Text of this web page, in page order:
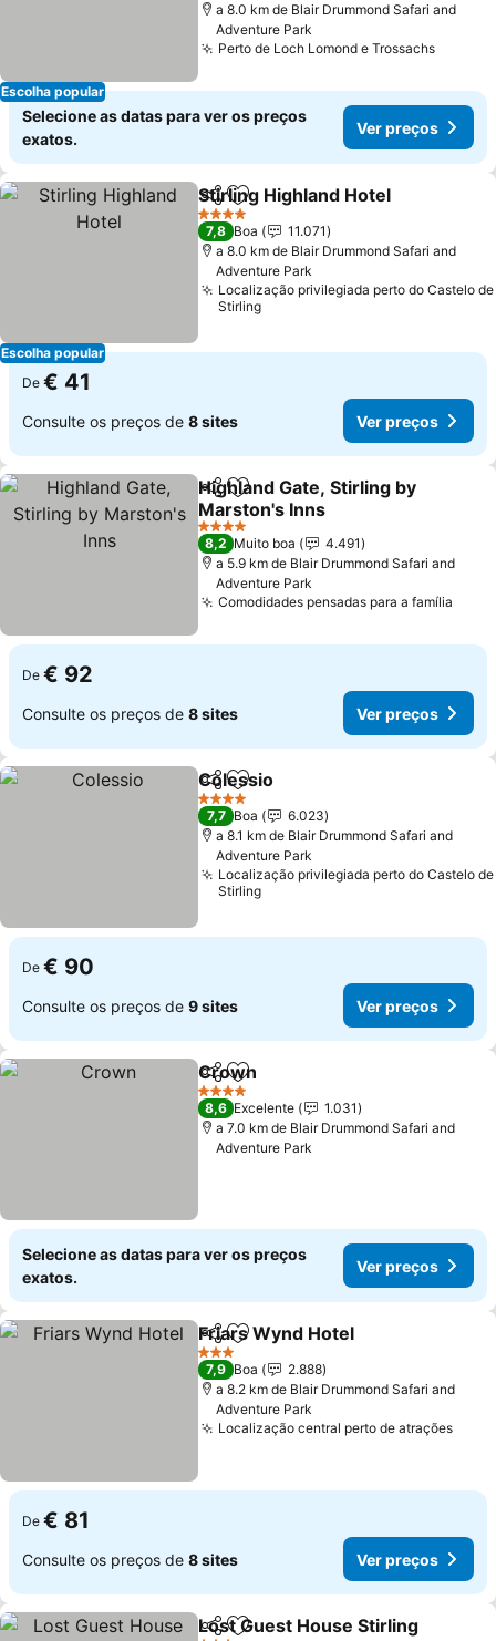
Escolha popular
a 8.0 km de Blair Drummond Safari and
Adventure Park
Perto de Loch Lomond e Trossachs
Selecione as datas para ver os preços
exatos.
Ver preços
Escolha popular
PartilharAdicionar aos favoritos
Stirling Highland Hotel
4 Estrelas
7,8 Boa
11.071
a 8.0 km de Blair Drummond Safari and
Adventure Park
Localização privilegiada perto do Castelo de
Stirling
De € 41
Consulte os preços de 8 sites Ver preços
PartilharAdicionar aos favoritos
Highland Gate, Stirling by
Marston's Inns
4 Estrelas
8,2 Muito boa
4.491
a 5.9 km de Blair Drummond Safari and
Adventure Park
Comodidades pensadas para a família
De € 92
Consulte os preços de 8 sites Ver preços
PartilharAdicionar aos favoritos
Colessio
4 Estrelas
7,7 Boa
6.023
a 8.1 km de Blair Drummond Safari and
Adventure Park
Localização privilegiada perto do Castelo de
Stirling
De € 90
Consulte os preços de 9 sites Ver preços
PartilharAdicionar aos favoritos
Crown
4 Estrelas
8,6 Excelente
1.031
a 7.0 km de Blair Drummond Safari and
Adventure Park
Selecione as datas para ver os preços
exatos.
Ver preços
PartilharAdicionar aos favoritos
Friars Wynd Hotel
3 Estrelas
7,9 Boa
2.888
a 8.2 km de Blair Drummond Safari and
Adventure Park
Localização central perto de atrações
De € 81
Consulte os preços de 8 sites Ver preços
Partilhar
Lost Guest House Stirling